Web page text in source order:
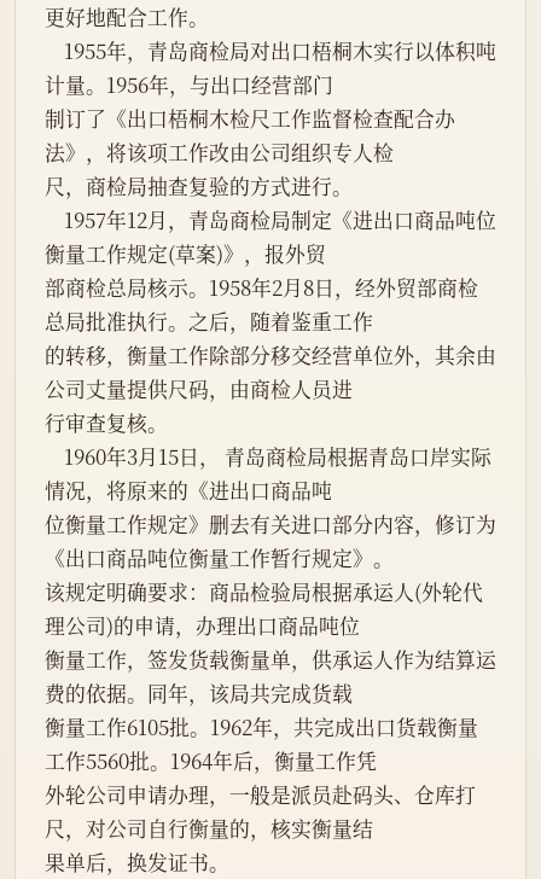
更好地配合工作。
计量。1956年，与出口经营部门
制订了《出口梧桐木检尺工作监督检查配合办
法》，将该项工作改由公司组织专人检
尺，商检局抽查复验的方式进行。
衡量工作规定(草案)》，报外贸
部商检总局核示。1958年2月8日，经外贸部商检
总局批准执行。之后，随着鉴重工作
的转移，衡量工作除部分移交经营单位外，其余由
公司丈量提供尺码，由商检人员进
行审查复核。
情况，将原来的《进出口商品吨
位衡量工作规定》删去有关进口部分内容，修订为
《出口商品吨位衡量工作暂行规定》。
该规定明确要求：商品检验局根据承运人(外轮代
理公司)的申请，办理出口商品吨位
衡量工作，签发货载衡量单，供承运人作为结算运
费的依据。同年，该局共完成货载
衡量工作6105批。1962年，共完成出口货载衡量
工作5560批。1964年后，衡量工作凭
外轮公司申请办理，一般是派员赴码头、仓库打
尺，对公司自行衡量的，核实衡量结
果单后，换发证书。